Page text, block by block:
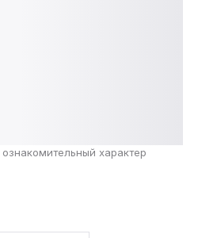
характер